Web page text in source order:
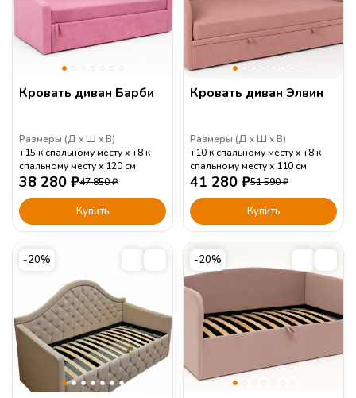
Кровать диван Барби
Размеры (Д Ш В)
+15 к спальному месту
+8 к
спальному месту
120 см
38 280 ₽47 850₽
Купить
Кровать диван Элвин
Размеры (Д Ш В)
+10 к спальному месту
+8 к
спальному месту
110 см
41 280 ₽51 590₽
Купить
-20% -20%